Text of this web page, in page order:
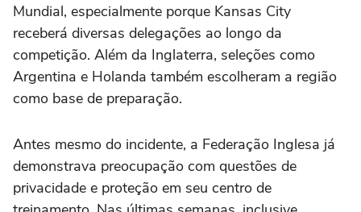
Mundial, especialmente porque Kansas City
receberá diversas delegações ao longo da
competição. Além da Inglaterra, seleções como
Argentina e Holanda também escolheram a região
como base de preparação.
Antes mesmo do incidente, a Federação Inglesa já
demonstrava preocupação com questões de
privacidade e proteção em seu centro de